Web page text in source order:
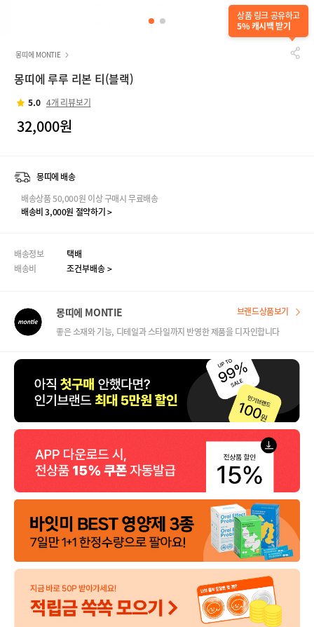
상품 링크 공유하고
5% 캐시백 받기
몽띠에 MONTIE
몽띠에 루루 리본 티(블랙)
5.0 4개 리뷰보기
32,000원
몽띠에 배송
배송상품 50,000원 이상 구매시 무료배송
배송비 3,000원 절약하기 >
배송정보
택배
배송비
조건부배송 >
몽띠에 MONTIE
좋은 소재와 기능, 디테일과 스타일까지 반영한 제품을 디자인합니다
브랜드상품보기